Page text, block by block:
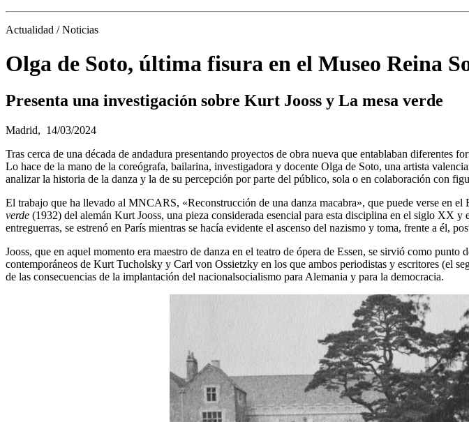
Actualidad / Noticias
Olga de Soto, última fisura en el Museo Reina
Presenta una investigación sobre Kurt Jooss y La mesa verde
Madrid, 14/03/2024
Tras cerca de una década de andadura presentando proyectos de obra nueva que entablaban diferentes
Lo hace de la mano de la coreógrafa, bailarina, investigadora y docente Olga de Soto, una artista
analizar la historia de la danza y la de su percepción por parte del público, sola o en colaboración con
El trabajo que ha llevado al MNCARS, «Reconstrucción de una danza macabra», que puede verse en
verde (1932) del alemán Kurt Jooss, una pieza considerada esencial para esta disciplina en el siglo XX
entreguerras, se estrenó en París mientras se hacía evidente el ascenso del nazismo y toma, frente a él,
Jooss, que en aquel momento era maestro de danza en el teatro de ópera de Essen, se sirvió como
contemporáneos de Kurt Tucholsky y Carl von Ossietzky en los que ambos periodistas y escritores (el
de las consecuencias de la implantación del nacionalsocialismo para Alemania y para la democracia.